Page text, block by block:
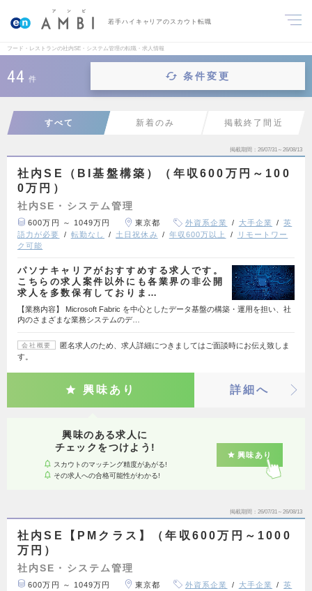
若手ハイキャリアのスカウト転職
フード・レストランの社内SE・システム管理の転職・求人情報
44 件 条件変更
すべて 新着のみ 掲載終了間近
掲載期間 26/07/31～26/08/13
社内SE（BI基盤構築）（年収600万円～100
0万円）
社内SE・システム管理
600万円 ～ 1049万円 東京都 外資系企業 大手企業
英
語力が必要
転勤なし 土日祝休み 年収600万以上
リモートワー
ク可能
パソナキャリアがおすすめする求人です。
こちらの求人案件以外にも各業界の非公開
求人を多数保有しておりま…
【業務内容】 Microsoft Fabric を中心としたデータ基盤の構築・運用を担い、社
内のさまざまな業務システムのデ…
会社概要
匿名求人のため、求人詳細につきましてはご面談時にお伝え致しま
す。
興味あり 詳細へ
興味のある求人に
チェックをつけよう!
スカウトのマッチング精度があがる!
その求人への合格可能性がわかる!
興味あり
掲載期間 26/07/31～26/08/13
社内SE【PMクラス】（年収600万円～1000
万円）
社内SE・システム管理
600万円 ～ 1049万円 東京都 外資系企業 大手企業
英